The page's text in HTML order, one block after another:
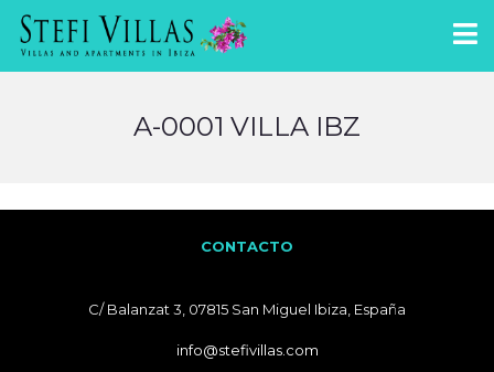
A-0001 VILLA IBZ
CONTACTO
C/ Balanzat 3, 07815 San Miguel Ibiza, España
info@stefivillas.com